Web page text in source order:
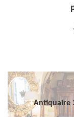
Antiquaire